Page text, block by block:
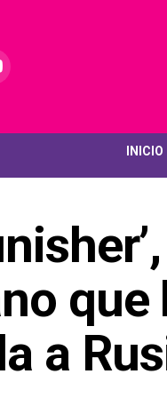
INICIO
que
a